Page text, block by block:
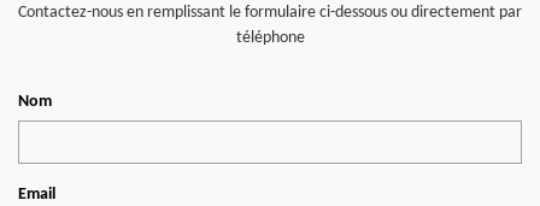
Contactez-nous en remplissant le formulaire ci-dessous ou directement par
téléphone
Nom
Email